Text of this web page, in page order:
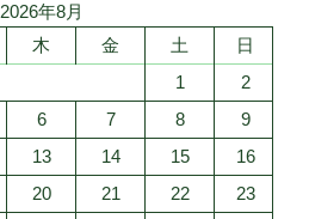
2026年8月
木 金 土
日
1
2
6 7 8
9
13 14 15
16
20 21 22
23